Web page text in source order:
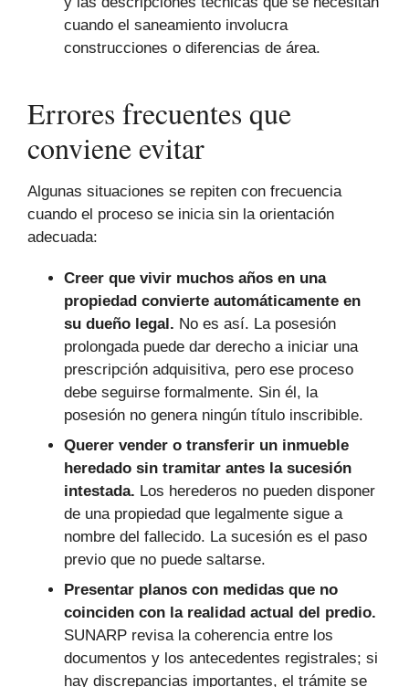
cuando el saneamiento involucra
construcciones o diferencias de área.
Errores frecuentes que
conviene evitar
Algunas situaciones se repiten con frecuencia
cuando el proceso se inicia sin la orientación
adecuada:
Creer que vivir muchos años en una
propiedad convierte automáticamente en
su dueño legal. No es así. La posesión
prolongada puede dar derecho a iniciar una
prescripción adquisitiva, pero ese proceso
debe seguirse formalmente. Sin él, la
posesión no genera ningún título inscribible.
Querer vender o transferir un inmueble
heredado sin tramitar antes la sucesión
intestada. Los herederos no pueden disponer
de una propiedad que legalmente sigue a
nombre del fallecido. La sucesión es el paso
previo que no puede saltarse.
Presentar planos con medidas que no
coinciden con la realidad actual del predio.
SUNARP revisa la coherencia entre los
documentos y los antecedentes registrales; si
hay discrepancias importantes, el trámite se